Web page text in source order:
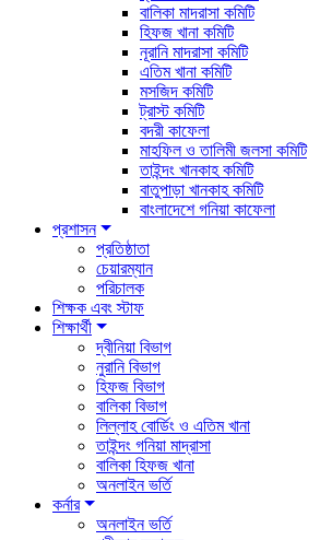
বালিকা মাদরাসা কমিটি
হিফজ খানা কমিটি
নূরানি মাদরাসা কমিটি
এতিম খানা কমিটি
মসজিদ কমিটি
ট্রাস্ট কমিটি
বদরী কাফেলা
মাহফিল ও তালিমী জলসা কমিটি
তাইন্দং খানকাহ কমিটি
বাতুপাড়া খানকাহ কমিটি
বাংলাদেশে গনিয়া কাফেলা
প্রশাসন
প্রতিষ্ঠাতা
চেয়ারম্যান
পরিচালক
শিক্ষক এবং স্টাফ
শিক্ষার্থী
দ্বীনিয়া বিভাগ
নুরানি বিভাগ
হিফজ বিভাগ
বালিকা বিভাগ
লিল্লাহ বোর্ডিং ও এতিম খানা
তাইন্দং গনিয়া মাদ্রাসা
বালিকা হিফজ খানা
অনলাইন ভর্তি
কর্নার
অনলাইন ভর্তি